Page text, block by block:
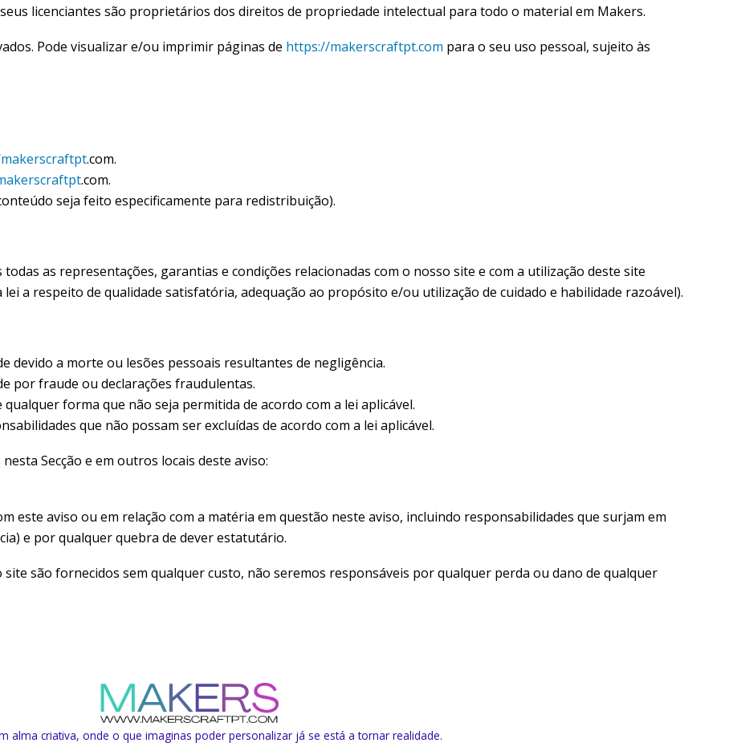
licenciantes são proprietários dos direitos de propriedade intelectual para todo o material em Makers.
Pode visualizar e/ou imprimir páginas de https://makerscraftpt.com para o seu uso pessoal, sujeito às
makerscraftpt.com.
.com.
seja feito especificamente para redistribuição).
as representações, garantias e condições relacionadas com o nosso site e com a utilização deste site
a respeito de qualidade satisfatória, adequação ao propósito e/ou utilização de cuidado e habilidade razoável).
devido a morte ou lesões pessoais resultantes de negligência.
por fraude ou declarações fraudulentas.
forma que não seja permitida de acordo com a lei aplicável.
que não possam ser excluídas de acordo com a lei aplicável.
Secção e em outros locais deste aviso:
este aviso ou em relação com a matéria em questão neste aviso, incluindo responsabilidades que surjam em
e por qualquer quebra de dever estatutário.
são fornecidos sem qualquer custo, não seremos responsáveis por qualquer perda ou dano de qualquer
alma criativa, onde o que imaginas poder personalizar já se está a tornar realidade.